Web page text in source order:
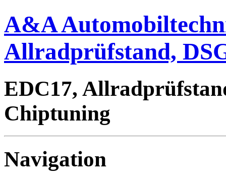
A&A
Allradprüfstand,
EDC17,
Chiptuning
Navigation